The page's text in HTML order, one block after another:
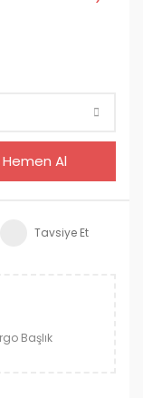
Hemen Al
Tavsiye Et
Başlık